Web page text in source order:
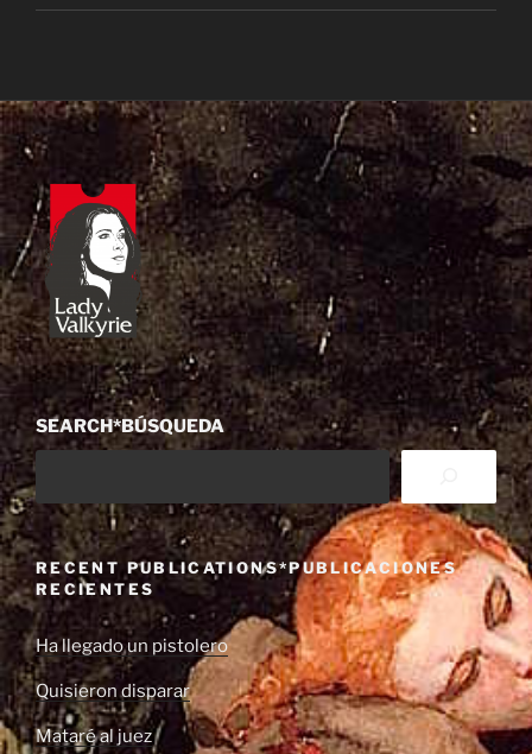
SEARCH*BÚSQUEDA
RECENT PUBLICATIONS*PUBLICACIONES
RECIENTES
Ha llegado un pistolero
Quisieron disparar
Mataré al juez